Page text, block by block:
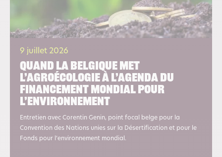
9 juillet 2026
Quand la Belgique met
l’agroécologie à l’agenda du
financement mondial pour
l’environnement
Entretien avec Corentin Genin, point focal belge pour la
Convention des Nations unies sur la Désertification et pour le
Fonds pour l’environnement mondial.